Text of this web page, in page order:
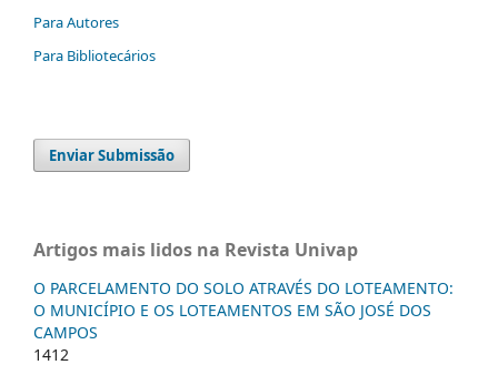
Para Autores
Para Bibliotecários
Enviar Submissão
Artigos mais lidos na Revista Univap
O PARCELAMENTO DO SOLO ATRAVÉS DO LOTEAMENTO:
O MUNICÍPIO E OS LOTEAMENTOS EM SÃO JOSÉ DOS
CAMPOS
1412